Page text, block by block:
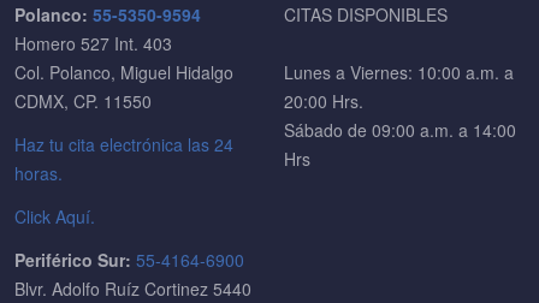
Polanco: 55-5350-9594
Homero 527 Int. 403
Col. Polanco, Miguel Hidalgo
CDMX, CP. 11550
Haz tu cita electrónica las 24
horas.
Click Aquí.
Periférico Sur: 55-4164-6900
Blvr. Adolfo Ruíz Cortinez 5440
CITAS DISPONIBLES
Lunes a Viernes: 10:00 a.m. a
20:00 Hrs.
Sábado de 09:00 a.m. a 14:00
Hrs